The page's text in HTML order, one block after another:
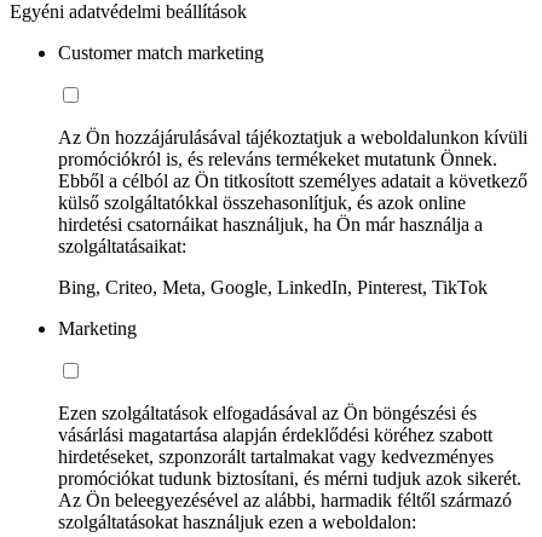
Egyéni adatvédelmi beállítások
Customer match marketing
Az Ön hozzájárulásával tájékoztatjuk a weboldalunkon kívüli
promóciókról is, és releváns termékeket mutatunk Önnek.
Ebből a célból az Ön titkosított személyes adatait a következő
külső szolgáltatókkal összehasonlítjuk, és azok online
hirdetési csatornáikat használjuk, ha Ön már használja a
szolgáltatásaikat:
Bing, Criteo, Meta, Google, LinkedIn, Pinterest, TikTok
Marketing
Ezen szolgáltatások elfogadásával az Ön böngészési és
vásárlási magatartása alapján érdeklődési köréhez szabott
hirdetéseket, szponzorált tartalmakat vagy kedvezményes
promóciókat tudunk biztosítani, és mérni tudjuk azok sikerét.
Az Ön beleegyezésével az alábbi, harmadik féltől származó
szolgáltatásokat használjuk ezen a weboldalon: